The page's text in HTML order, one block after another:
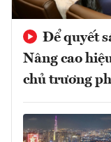
Để quyết
Nâng cao
chủ trương